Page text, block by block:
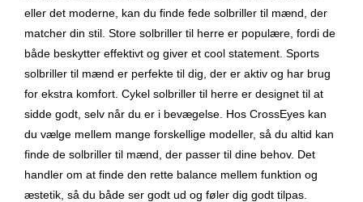
eller det moderne, kan du finde fede solbriller til mænd, der
matcher din stil. Store solbriller til herre er populære, fordi de
både beskytter effektivt og giver et cool statement. Sports
solbriller til mænd er perfekte til dig, der er aktiv og har brug
for ekstra komfort. Cykel solbriller til herre er designet til at
sidde godt, selv når du er i bevægelse. Hos CrossEyes kan
du vælge mellem mange forskellige modeller, så du altid kan
finde de solbriller til mænd, der passer til dine behov. Det
handler om at finde den rette balance mellem funktion og
æstetik, så du både ser godt ud og føler dig godt tilpas.